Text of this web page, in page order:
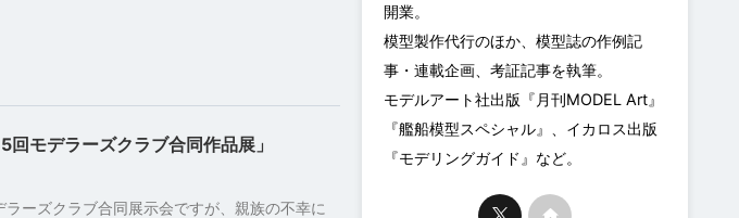
回モデラーズクラブ合同作品展」
ーズクラブ合同展示会ですが、親族の不幸に
開業。
模型製作代行のほか、模型誌の作例記
事・連載企画、考証記事を執筆。
モデルアート社出版『月刊MODEL Art』
『艦船模型スペシャル』、イカロス出版
『モデリングガイド』など。